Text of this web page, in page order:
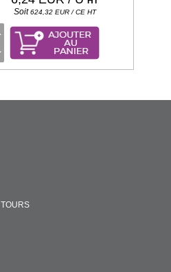
Soit624,32 EUR / CE HT